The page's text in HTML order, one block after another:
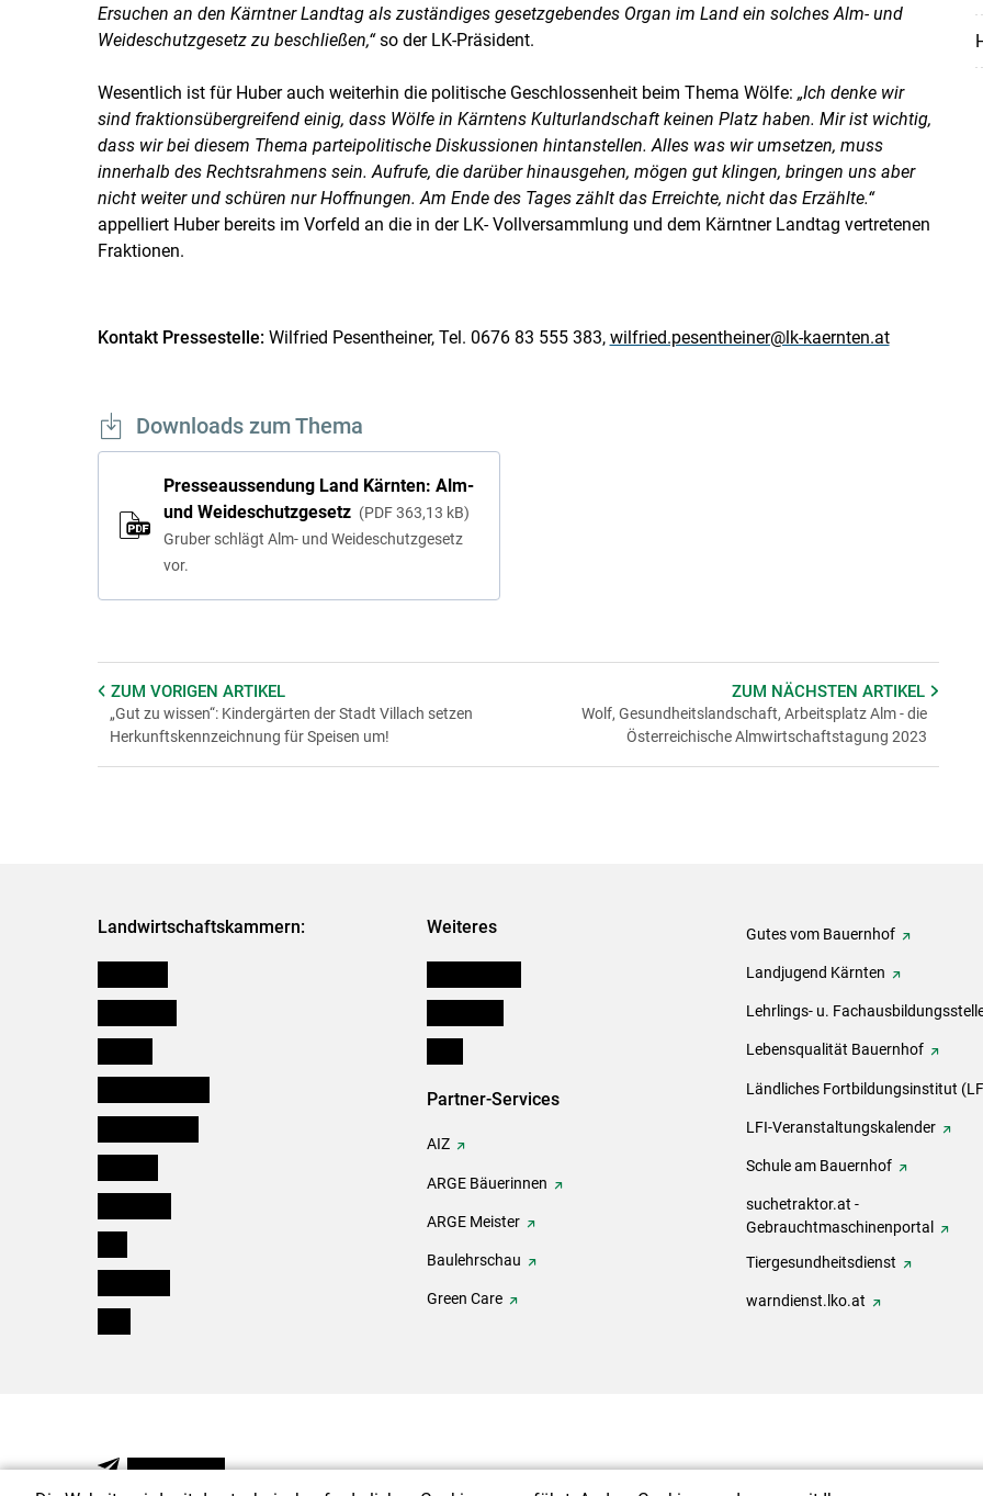
Ersuchen an den Kärntner Landtag als zuständiges gesetzgebendes Organ im Land ein solches Alm- und
Weideschutzgesetz zu beschließen,“so der LK-Präsident.
Wesentlich ist für Huber auch weiterhin die politische Geschlossenheit beim Thema Wölfe: „Ich denke wir
sind fraktionsübergreifend einig, dass Wölfe in Kärntens Kulturlandschaft keinen Platz haben. Mir ist wichtig,
dass wir bei diesem Thema parteipolitische Diskussionen hintanstellen. Alles was wir umsetzen, muss
innerhalb des Rechtsrahmens sein. Aufrufe, die darüber hinausgehen, mögen gut klingen, bringen uns aber
nicht weiter und schüren nur Hoffnungen. Am Ende des Tages zählt das Erreichte, nicht das Erzählte.“
appelliert Huber bereits im Vorfeld an die in der LK- Vollversammlung und dem Kärntner Landtag vertretenen
Fraktionen.
Kontakt Pressestelle:Wilfried Pesentheiner, Tel. 0676 83 555 383, wilfried.pesentheiner@lk-kaernten.at
Downloads zum Thema
Presseaussendung Land Kärnten: Alm-
und Weideschutzgesetz
PDF 363,13 kB
Gruber schlägt Alm- und Weideschutzgesetz
vor.
ZUM VORIGEN ARTIKEL
„Gut zu wissen“: Kindergärten der Stadt Villach setzen
Herkunftskennzeichnung für Speisen um!
ZUM NÄCHSTENARTIKEL
Wolf, Gesundheitslandschaft, Arbeitsplatz Alm - die
Österreichische Almwirtschaftstagung 2023
Landwirtschaftskammern: Weiteres
Partner-Services
AIZ
ARGE Bäuerinnen
ARGE Meister
Baulehrschau
Green Care
Gutes vom Bauernhof
Landjugend Kärnten
Lehrlings- u.
Lebensqualität Bauernhof
Ländliches Fortbildungsinstitut
LFI-Veranstaltungskalender
Schule am Bauernhof
suchetraktor.at -
Gebrauchtmaschinenportal
Tiergesundheitsdienst
warndienst.lko.at
NEWSLETTER